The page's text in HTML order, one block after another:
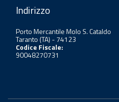
Indirizzo
Porto Mercantile Molo S. Cataldo
Taranto (TA) - 74123
Codice Fiscale:
90048270731